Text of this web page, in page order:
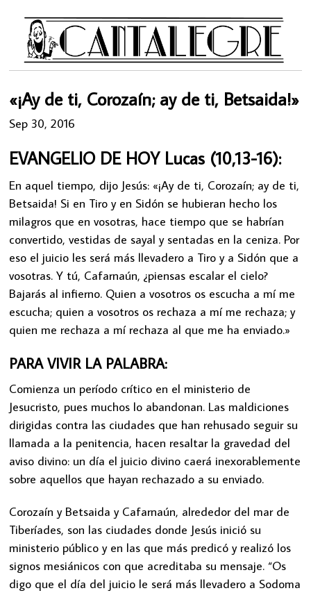
«¡Ay de ti, Corozaín; ay de ti, Betsaida!»
Sep 30, 2016
EVANGELIO DE HOY Lucas (10,13-16):
En aquel tiempo, dijo Jesús: «¡Ay de ti, Corozaín; ay de ti,
Betsaida! Si en Tiro y en Sidón se hubieran hecho los
milagros que en vosotras, hace tiempo que se habrían
convertido, vestidas de sayal y sentadas en la ceniza. Por
eso el juicio les será más llevadero a Tiro y a Sidón que a
vosotras. Y tú, Cafarnaún, ¿piensas escalar el cielo?
Bajarás al infierno. Quien a vosotros os escucha a mí me
escucha; quien a vosotros os rechaza a mí me rechaza; y
quien me rechaza a mí rechaza al que me ha enviado.»
PARA VIVIR LA PALABRA:
Comienza un período crítico en el ministerio de
Jesucristo, pues muchos lo abandonan. Las maldiciones
dirigidas contra las ciudades que han rehusado seguir su
llamada a la penitencia, hacen resaltar la gravedad del
aviso divino: un día el juicio divino caerá inexorablemente
sobre aquellos que hayan rechazado a su enviado.
Corozaín y Betsaida y Cafarnaún, alrededor del mar de
Tiberíades, son las ciudades donde Jesús inició su
ministerio público y en las que más predicó y realizó los
signos mesiánicos con que acreditaba su mensaje. “Os
digo que el día del juicio le será más llevadero a Sodoma